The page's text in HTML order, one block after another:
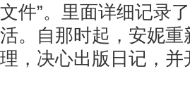
文件”。里面详细记录
活。自那时起，安妮
理，决心出版日记，